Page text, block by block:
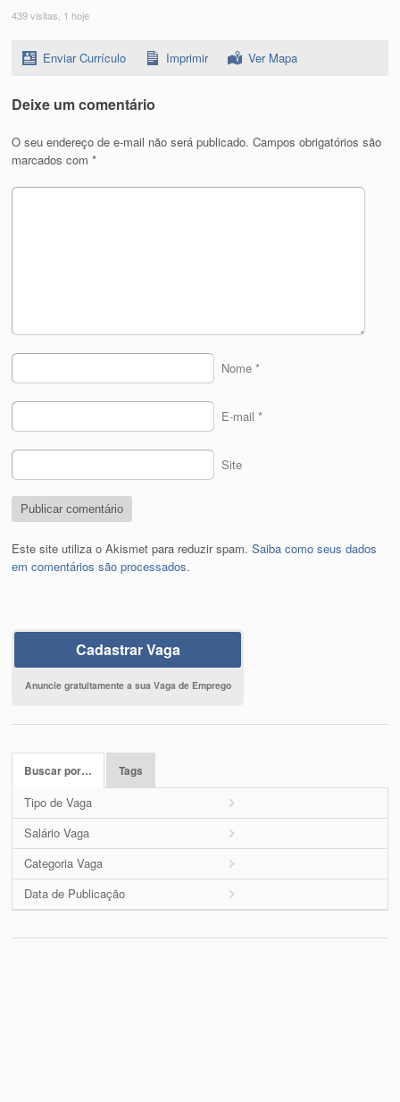
439 visitas, 1 hoje
Enviar Currículo Imprimir Ver Mapa
Deixe um comentário
O seu endereço de e-mail não será publicado. Campos obrigatórios são
marcados com*
Nome *
E-mail *
Site
Este site utiliza o Akismet para reduzir spam.Saiba como seus dados
em comentários são processados.
Cadastrar Vaga
Anuncie gratuitamente a sua Vaga de Emprego
Buscar por… Tags
Tipo de Vaga
Salário Vaga
Categoria Vaga
Data de Publicação